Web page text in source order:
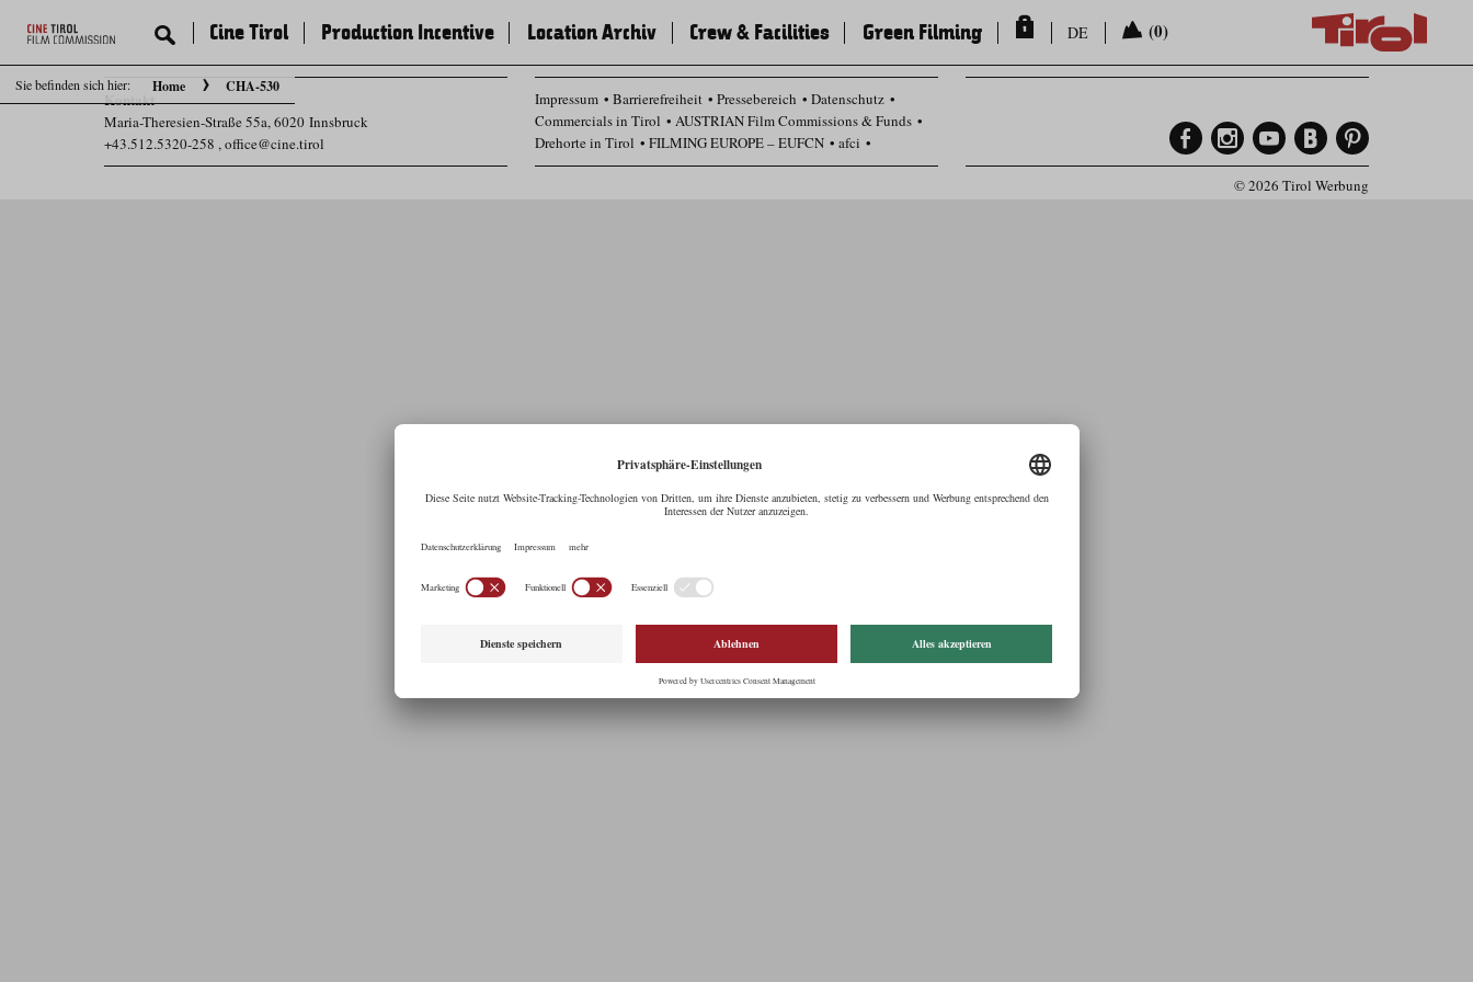
Sie befinden sich hier: Home CHA-530
Cine Tirol Production Incentive Location Archiv Crew & Facilities Green Filming DE (0)
Kontakt
Maria-Theresien-Straße 55a, 6020 Innsbruck
+43.512.5320-258 ,office@cine.tirol
Impressum Barrierefreiheit Pressebereich
Datenschutz
Commercials in Tirol
AUSTRIAN Film Commissions & Funds
Drehorte in Tirol
FILMING EUROPE – EUFCN
afci
Datenschutz Einstellungen
© 2026 Tirol Werbung